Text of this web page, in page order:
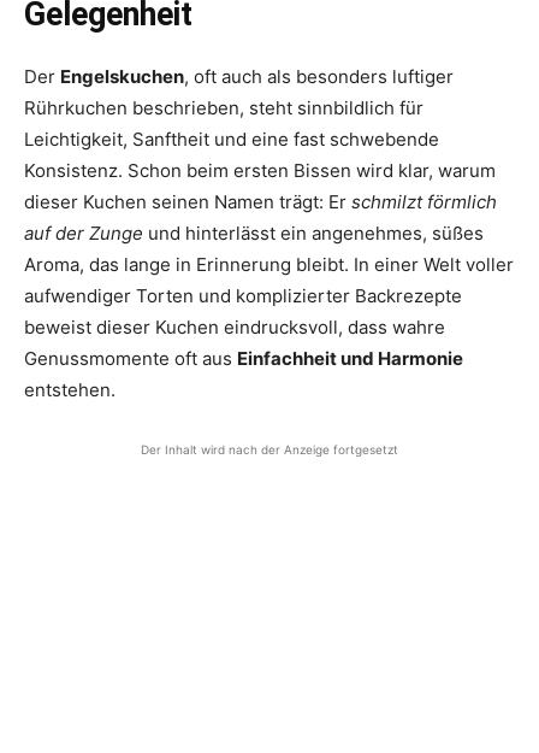
Gelegenheit
Der Engelskuchen, oft auch als besonders luftiger
Rührkuchen beschrieben, steht sinnbildlich für
Leichtigkeit, Sanftheit und eine fast schwebende
Konsistenz. Schon beim ersten Bissen wird klar, warum
dieser Kuchen seinen Namen trägt: Er schmilzt förmlich
auf der Zunge und hinterlässt ein angenehmes, süßes
Aroma, das lange in Erinnerung bleibt. In einer Welt voller
aufwendiger Torten und komplizierter Backrezepte
beweist dieser Kuchen eindrucksvoll, dass wahre
Genussmomente oft aus Einfachheit und Harmonie
entstehen.
Der Inhalt wird nach der Anzeige fortgesetzt